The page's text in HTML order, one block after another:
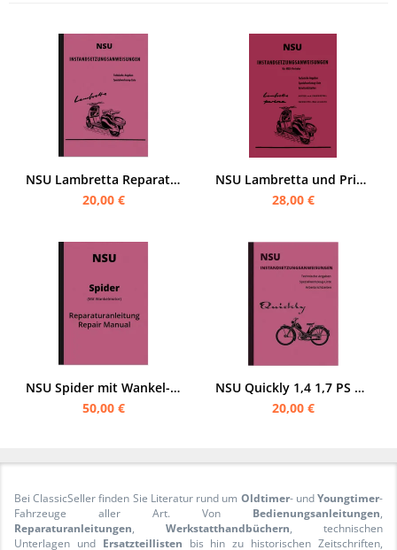
NSU Lambretta Reparaturanleitung Motorroller Werkstatthandbuch
20,00 €
NSU Lambretta und Prima Autoroller Reparaturanleitung Instandsetzungsanweisungen
28,00 €
NSU Spider mit Wankel-Motor Reparaturanleitung Werkstatthandbuch
50,00 €
NSU Quickly 1,4 1,7 PS N L T TTK S 2 Reparaturanleitung Werkstatthandbuch
20,00 €
Bei ClassicSeller finden Sie Literatur rund um Oldtimer- undYoungtimer-
Fahrzeuge aller Art. Von Bedienungsanleitungen,
Reparaturanleitungen, Werkstatthandbüchern, technischen
Unterlagen und Ersatzteillisten bis hin zu historischen Zeitschriften,